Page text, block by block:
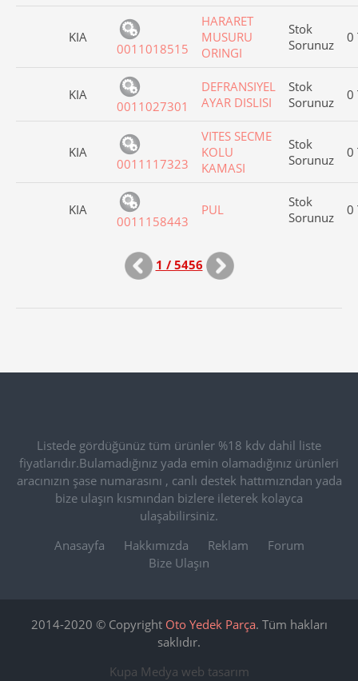
KIA
0011018515
HARARET
MUSURU
ORINGI
Stok
Sorunuz
0
KIA
0011027301
DEFRANSIYEL
AYAR DISLISI
Stok
Sorunuz
0
KIA
0011117323
VITES SECME
KOLU
KAMASI
Stok
Sorunuz
0
KIA
0011158443
PUL
Stok
Sorunuz
0
1 / 5456
Listede gördüğünüz tüm ürünler %18 kdv dahil liste
fiyatlarıdır.Bulamadığınız yada emin olamadığınız ürünleri
aracınızın şase numarasını , canlı destek hattımızndan yada
bize ulaşın kısmından bizlere ileterek kolayca
ulaşabilirsiniz.
Anasayfa
Hakkımızda Reklam
Forum
Bize Ulaşın
2014-2020 © Copyright Oto Yedek Parça. Tüm hakları
saklıdır.
Kupa Medya web tasarım